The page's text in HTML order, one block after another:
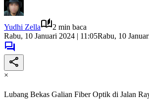
Yudhi Zella
2 min baca
Rabu, 10 Januari 2024 | 11:05Rabu, 10
×
Lubang Bekas Galian Fiber Optik di Jalan